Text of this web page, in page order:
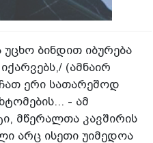
უცხო ბინდით იბურება
(ამნაირ
ერი სათარეშოდ
- ამ
მწერალთა კავშირის
არც ისეთი უიმედოა